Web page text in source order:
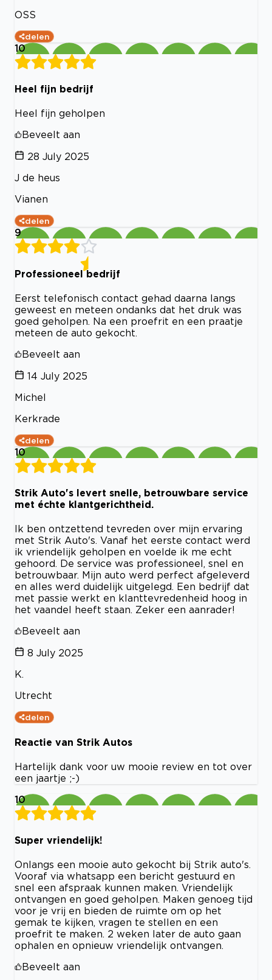
OSS
delen
10
Heel fijn bedrijf
Heel fijn geholpen
Beveelt aan
28 July 2025
J de heus
Vianen
delen
9
Professioneel bedrijf
Eerst telefonisch contact gehad daarna langs
geweest en meteen ondanks dat het druk was
goed geholpen. Na een proefrit en een praatje
meteen de auto gekocht.
Beveelt aan
14 July 2025
Michel
Kerkrade
delen
10
Strik Auto's levert snelle, betrouwbare service
met échte klantgerichtheid.
Ik ben ontzettend tevreden over mijn ervaring
met Strik Auto's. Vanaf het eerste contact werd
ik vriendelijk geholpen en voelde ik me echt
gehoord. De service was professioneel, snel en
betrouwbaar. Mijn auto werd perfect afgeleverd
en alles werd duidelijk uitgelegd. Een bedrijf dat
met passie werkt en klanttevredenheid hoog in
het vaandel heeft staan. Zeker een aanrader!
Beveelt aan
8 July 2025
K.
Utrecht
delen
Reactie van Strik Autos
Hartelijk dank voor uw mooie review en tot over
een jaartje ;-)
10
Super vriendelijk!
Onlangs een mooie auto gekocht bij Strik auto's.
Vooraf via whatsapp een bericht gestuurd en
snel een afspraak kunnen maken. Vriendelijk
ontvangen en goed geholpen. Maken genoeg tijd
voor je vrij en bieden de ruimte om op het
gemak te kijken, vragen te stellen en een
proefrit te maken. 2 weken later de auto gaan
ophalen en opnieuw vriendelijk ontvangen.
Beveelt aan